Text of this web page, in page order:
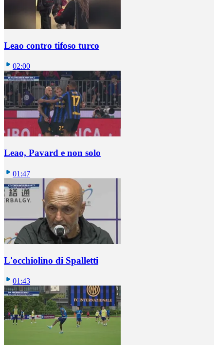
Leao contro tifoso turco
02:00
Leao, Pavard e non solo
01:47
L'occhiolino di Spalletti
01:43